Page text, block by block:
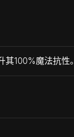
其100%魔法抗性